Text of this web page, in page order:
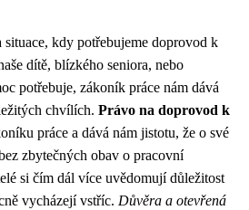
kdy potřebujeme doprovod k
dítě, blízkého seniora, nebo
potřebuje, zákoník práce nám dává
chvílích. Právo na doprovod k
práce a dává nám jistotu, že o své
zbytečných obav o pracovní
si čím dál více uvědomují důležitost
vycházejí vstříc. Důvěra a otevřená